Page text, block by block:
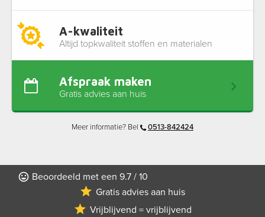
A-kwaliteit
Altijd topkwaliteit stoffen en materialen
Afspraak maken
Gratis advies aan huis
Meer informatie? Bel 0513-842424
Beoordeeld met een 9.7 / 10
Gratis advies aan huis
Vrijblijvend = vrijblijvend